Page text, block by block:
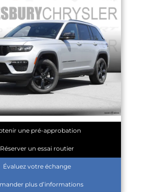
une pré-approbation
Réserver un essai routier
Évaluez votre échange
plus d’informations